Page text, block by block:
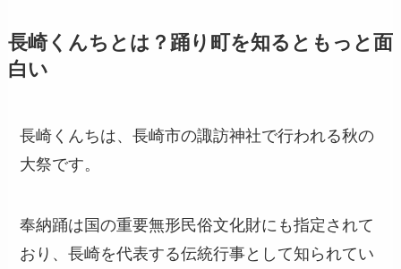
長崎くんちとは？踊り町を知るともっと面
白い
長崎くんちは、長崎市の諏訪神社で行われる秋の
大祭です。
奉納踊は国の重要無形民俗文化財にも指定されて
おり、長崎を代表する伝統行事として知られてい